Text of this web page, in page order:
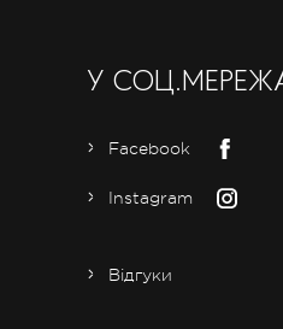
У
Facebook
Instagram
Відгуки